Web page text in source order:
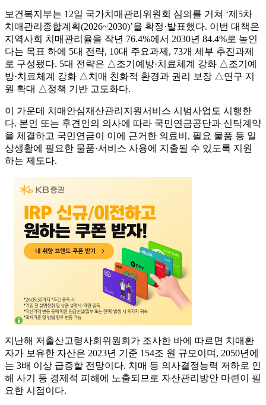
보건복지부는 12일 국가치매관리위원회 심의를 거쳐 ‘제5차
치매관리종합계획(2026~2030)’을 확정·발표했다. 이번 대책은
지역사회 치매관리율을 작년 76.4%에서 2030년 84.4%로 높인
다는 목표 하에 5대 전략, 10대 주요과제, 73개 세부 추진과제
로 구성됐다. 5대 전략은 △조기예방·치료체계 강화 △조기예
방·치료체계 강화 △치매 친화적 환경과 권리 보장 △연구 지
원 확대 △정책 기반 고도화다.
이 가운데 치매안심재산관리지원서비스 시범사업도 시행한
다. 본인 또는 후견인의 의사에 따라 국민연금공단과 신탁계약
을 체결하고 국민연금이 이에 근거한 의료비, 필요 물품 등 일
상생활에 필요한 물품·서비스 사용에 지출될 수 있도록 지원
하는 제도다.
지난해 저출산고령사회위원회가 조사한 바에 따르면 치매환
자가 보유한 자산은 2023년 기준 154조 원 규모이며, 2050년에
는 3배 이상 급증할 전망이다. 치매 등 의사결정능력 저하로 인
해 사기 등 경제적 피해에 노출되므로 자산관리방안 마련이 필
요한 시점이다.